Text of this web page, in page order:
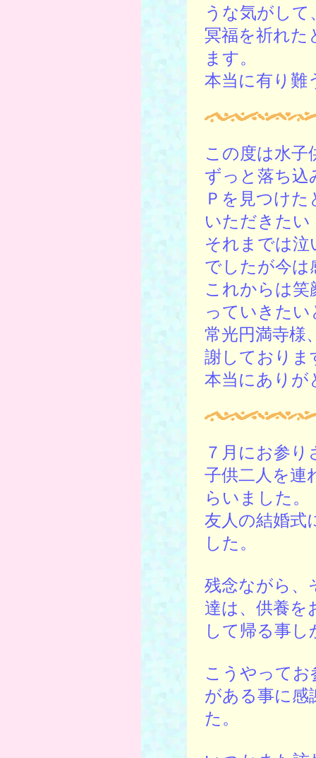
うな気がし
冥福を祈れた
ます。
本当に有り難
この度は水子
ずっと落ち込
Ｐを見つけ
いただきたい
それまでは
でしたが今は
これからは
っていきた
常光円満寺様
謝しておりま
本当にありが
７月にお参
子供二人を連
らいました。
友人の結婚式
した。
残念ながら、
達は、供養を
して帰る事
こうやって
がある事に感
た。